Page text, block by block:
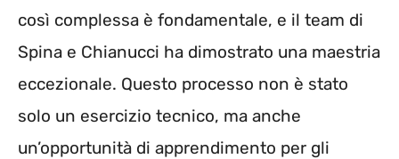
così complessa è fondamentale, e il team di
Spina e Chianucci ha dimostrato una maestria
eccezionale. Questo processo non è stato
solo un esercizio tecnico, ma anche
un’opportunità di apprendimento per gli